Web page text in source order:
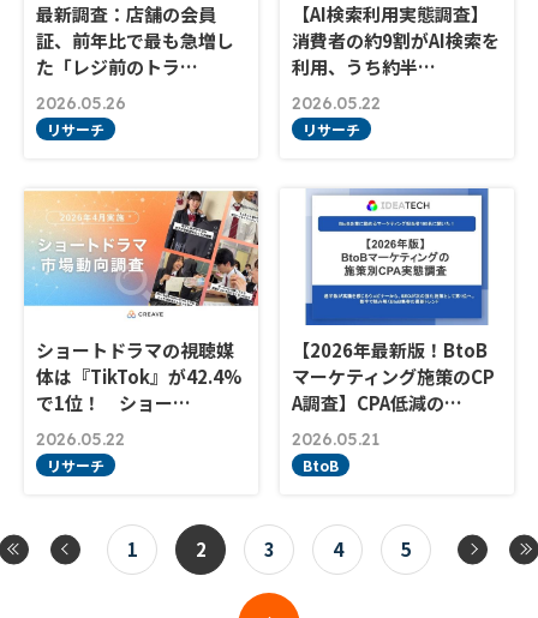
最新調査：店舗の会員
証、前年比で最も急増し
た「レジ前のトラ…
2026.05.26
リサーチ
【AI検索利用実態調査】
消費者の約9割がAI検索を
利用、うち約半…
2026.05.22
リサーチ
ショートドラマの視聴媒
体は『TikTok』が42.4%
で1位！ ショー…
2026.05.22
リサーチ
【2026年最新版！BtoB
マーケティング施策のCP
A調査】CPA低減の…
2026.05.21
BtoB
1 2 3 4 5